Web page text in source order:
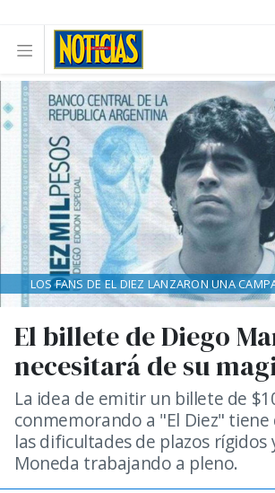
El billete de Diego
necesitará de su
La idea de emitir un billete de
conmemorando a "El Diez"
las dificultades de plazos rígidos
Moneda trabajando a pleno.
LOS FANS DE EL DIEZ LANZARON UNA